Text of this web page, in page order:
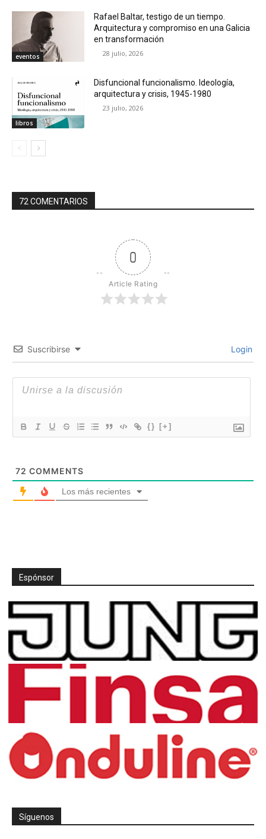
eventos
Rafael Baltar, testigo de un tiempo.
Arquitectura y compromiso en una Galicia
en transformación
28 julio, 2026
libros
Disfuncional funcionalismo. Ideología,
arquitectura y crisis, 1945-1980
23 julio, 2026
72 COMENTARIOS
0
Article Rating
Suscribirse Login
{} [+]
72 COMMENTS
Los más recientes
Espónsor
Síguenos